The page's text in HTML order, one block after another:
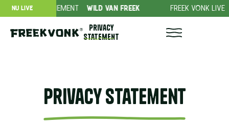
ABONNEMENT WILD VAN FREEK FREEK VONK LIVE
NU LIVE
Privacy
statement
Privacy statement